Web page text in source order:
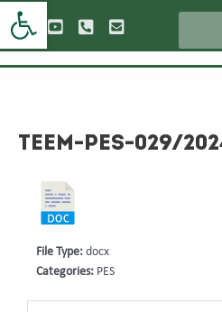
Abrir barra de herramientas
TEEM-PES-029/
File Type: docx
Categories: PES